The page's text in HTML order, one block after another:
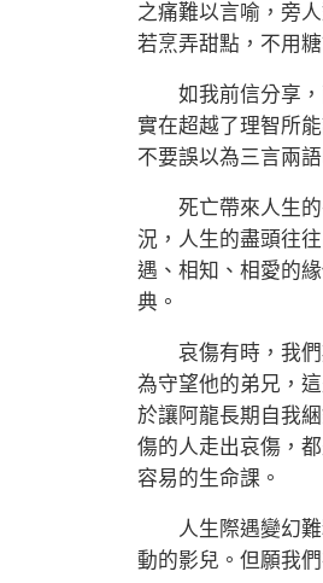
之痛難以言喻，旁
若烹弄甜點，不用
如我前信分享，
實在超越了理智所
不要誤以為三言兩
死亡帶來人生的
況，人生的盡頭往
遇、相知、相愛的
典。
哀傷有時，我們
為守望他的弟兄，
於讓阿龍長期自我
傷的人走出哀傷，
容易的生命課。
人生際遇變幻難
動的影兒。但願我